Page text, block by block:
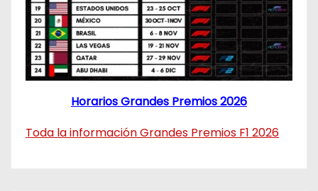
Horarios Grandes Premios 2026
Toda la información Grandes Premios F1 2026